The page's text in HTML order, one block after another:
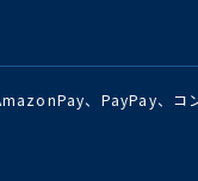
、PayPay、コ